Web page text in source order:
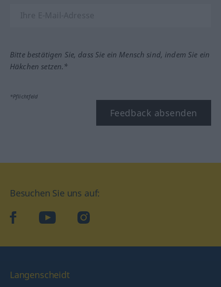
Bitte bestätigen Sie, dass Sie ein Mensch sind, indem Sie ein
Häkchen setzen.*
*Pflichtfeld
Feedback absenden
Besuchen Sie uns auf:
facebookYouTube Instagram
Langenscheidt